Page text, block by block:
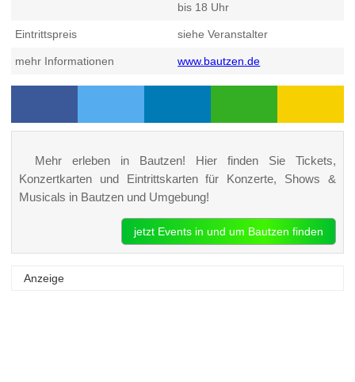
bis 18 Uhr
Eintrittspreis siehe Veranstalter
mehr Informationen www.bautzen.de
Mehr erleben in Bautzen! Hier finden Sie Tickets,
Konzertkarten und Eintrittskarten für Konzerte, Shows &
Musicals in Bautzen und Umgebung!
jetzt Events in und um Bautzen finden
Anzeige